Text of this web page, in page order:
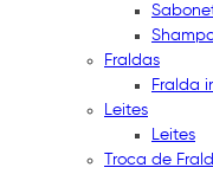
Fraldas
Fralda
Leites
Leites
Troca de